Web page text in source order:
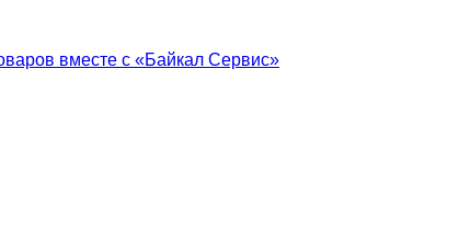
вместе с «Байкал Сервис»